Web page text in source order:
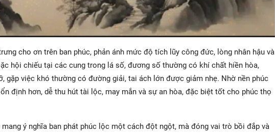
cho ơn trên ban phúc, phản ánh mức độ tích lũy công đức, lòng nhân hậu và
hội chiếu tại các cung trong lá số, đương số thường có khí chất hiền hòa,
gặp việc khó thường có đường giải, tai ách lớn được giảm nhẹ. Nhờ nền phúc
định hơn, dễ thu hút tài lộc, may mắn và sự an hòa, đặc biệt tốt cho phúc thọ
ý nghĩa ban phát phúc lộc một cách đột ngột, mà đóng vai trò bồi đắp và